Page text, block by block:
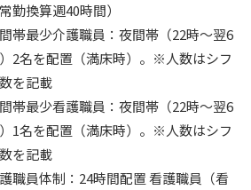
常勤換算週40時間）
帯最少介護職員：夜間帯（22時～翌6
2名を配置（満床時）。※人数はシフ
を記載
帯最少看護職員：夜間帯（22時～翌6
1名を配置（満床時）。※人数はシフ
を記載
職員体制：24時間配置 看護職員（看